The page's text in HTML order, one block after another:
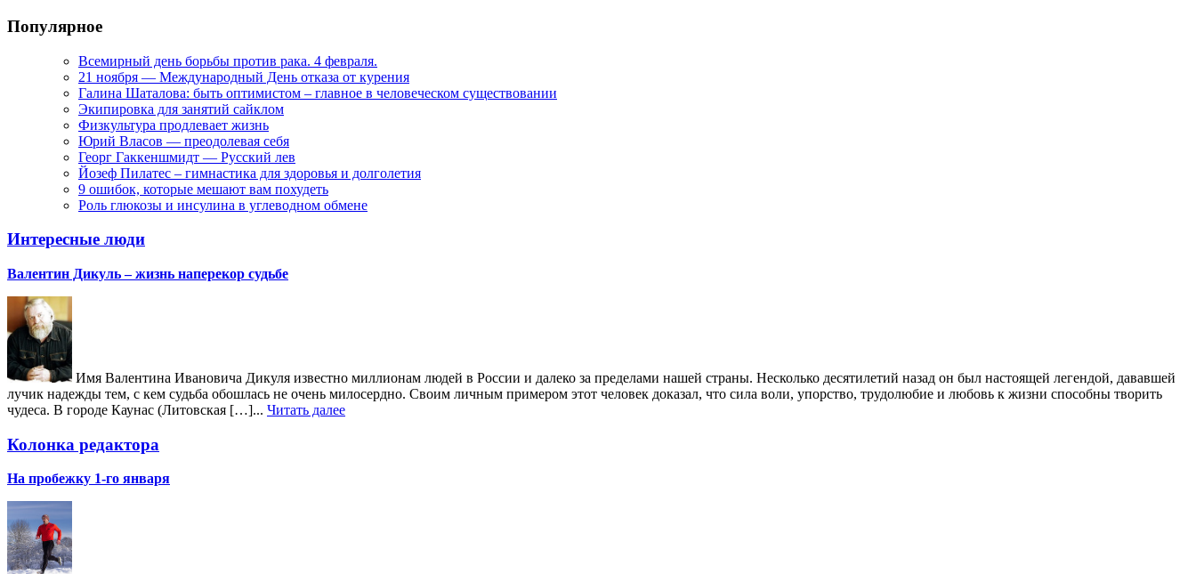
Популярное
Всемирный день борьбы против рака. 4 февраля.
21 ноября — Международный День отказа от курения
Галина Шаталова: быть оптимистом – главное в человеческом существовании
Экипировка для занятий сайклом
Физкультура продлевает жизнь
Юрий Власов — преодолевая себя
Георг Гаккеншмидт — Русский лев
Йозеф Пилатес – гимнастика для здоровья и долголетия
9 ошибок, которые мешают вам похудеть
Роль глюкозы и инсулина в углеводном обмене
Интересные люди
Валентин Дикуль – жизнь наперекор судьбе
Имя Валентина Ивановича Дикуля известно миллионам людей в России и далеко за пределами нашей страны. Несколько десятилетий назад он был настоящей легендой, дававшей
лучик надежды тем, с кем судьба обошлась не очень милосердно. Своим личным примером этот человек доказал, что сила воли, упорство, трудолюбие и любовь к жизни способны творить
чудеса. В городе Каунас (Литовская […]... Читать далее
Колонка редактора
На пробежку 1-го января